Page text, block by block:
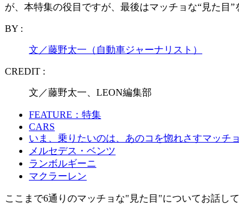
が、本特集の役目ですが、最後はマッチョな“見た目”
BY :
文／藤野太一（自動車ジャーナリスト）
CREDIT :
文／藤野太一、LEON編集部
FEATURE：特集
CARS
いま、乗りたいのは、あのコを惚れさすマッチ
メルセデス・ベンツ
ランボルギーニ
マクラーレン
ここまで6通りのマッチョな"見た目"についてお話し